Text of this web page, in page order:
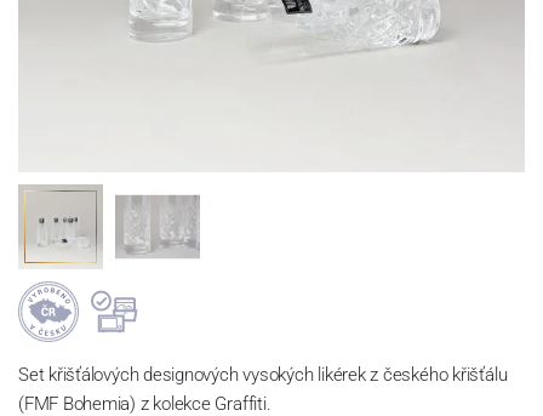
Set křišťálových designových vysokých likérek z českého křišťálu
(FMF Bohemia) z kolekce Graffiti.